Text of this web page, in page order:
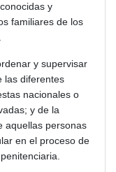
y
familiares de los
y supervisar
las diferentes
nacionales o
y de la
aquellas personas
en el proceso de